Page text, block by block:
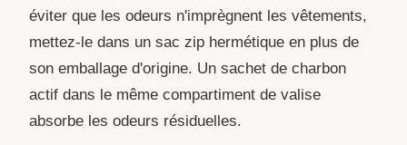
éviter que les odeurs n'imprègnent les vêtements,
mettez-le dans un sac zip hermétique en plus de
son emballage d'origine. Un sachet de charbon
actif dans le même compartiment de valise
absorbe les odeurs résiduelles.